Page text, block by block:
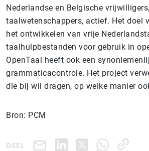
Nederlandse en Belgische
taalwetenschappers, actief. Het doel
het ontwikkelen van vrije
taalhulpbestanden voor gebruik in
OpenTaal heeft ook een
grammaticacontrole. Het project
die bij wil dragen, op welke manier
Bron: PCM
DEEL